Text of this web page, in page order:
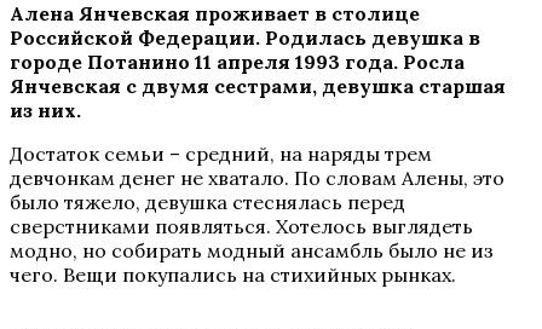
Алена Янчевская проживает в столице
Российской Федерации. Родилась девушка в
городе Потанино 11 апреля 1993 года. Росла
Янчевская с двумя сестрами, девушка старшая
из них.
Достаток семьи – средний, на наряды трем
девчонкам денег не хватало. По словам Алены, это
было тяжело, девушка стеснялась перед
сверстниками появляться. Хотелось выглядеть
модно, но собирать модный ансамбль было не из
чего. Вещи покупались на стихийных рынках.